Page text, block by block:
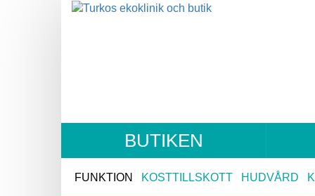
BUTIKEN
FUNKTION KOSTTILLSKOTT HUDVÅRD